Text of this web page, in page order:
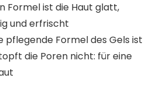
Formel ist die Haut glatt,
und erfrischt
pflegende Formel des Gels ist
die Poren nicht: für eine